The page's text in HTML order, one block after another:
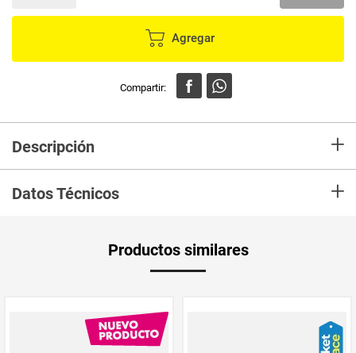
Agregar
Descripción +
Hidrareparador de x600 ml. Formulado para restaurar la hidratación y
nutrición de tu cabello, este shampoo actúa profundamente, dejando tu
Datos Técnicos +
600
Productos similares